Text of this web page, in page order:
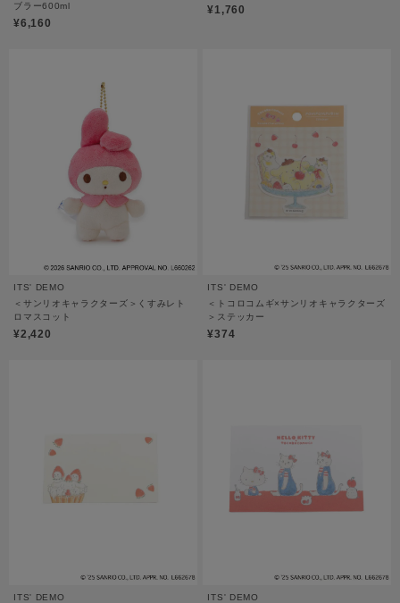
ブラー600ml
¥6,160
¥1,760
ITS' DEMO
＜サンリオキャラクターズ＞くすみレト
ロマスコット
¥2,420
ITS' DEMO
＜トコロコムギ×サンリオキャラクターズ
＞ステッカー
¥374
ITS' DEMO
ITS' DEMO